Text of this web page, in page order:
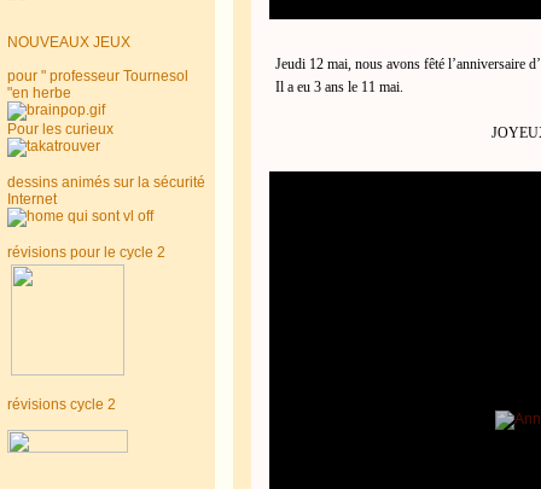
NOUVEAUX JEUX
pour " professeur Tournesol
"en herbe
Pour les curieux
dessins animés sur la sécurité
Internet
révisions pour le cycle 2
révisions cycle 2
Jeudi 12 mai, nous avons fêté l’anniversaire
Il a eu 3 ans le 11 mai.